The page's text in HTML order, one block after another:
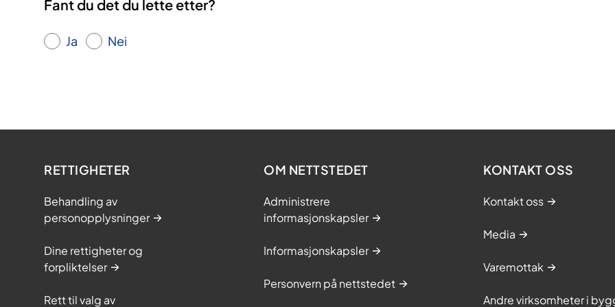
f
b
a
g
o
g
e
l
a
g
g
l
Fant du det du lette etter?
Ja Nei
RETTIGHETER
Behandling av
personopplysninger
Dine rettigheter og
forpliktelser
Rett til valg av
OM NETTSTEDET
Administrere
informasjonskapsler
Informasjonskapsler
Personvern på nettstedet
KONTAKT OSS
Kontakt oss
Media
Varemottak
Andre virksomheter i